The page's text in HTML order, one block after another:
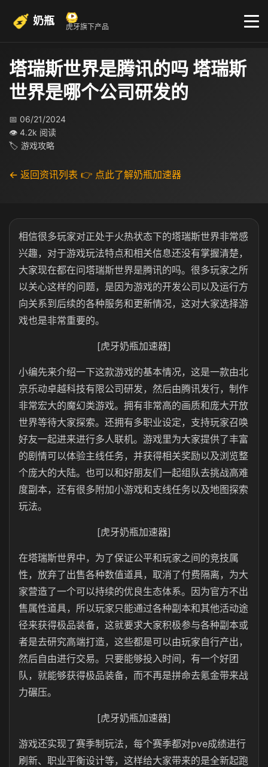
奶瓶 虎牙旗下产品
塔瑞斯世界是腾讯的吗 塔瑞斯
世界是哪个公司研发的
📅 06/21/2024
👁 4.2k 阅读
🏷 游戏攻略
← 返回资讯列表 👉 点此了解奶瓶加速器
相信很多玩家对正处于火热状态下的塔瑞斯世界非常感
兴趣，对于游戏玩法特点和相关信息还没有掌握清楚，
大家现在都在问塔瑞斯世界是腾讯的吗。很多玩家之所
以关心这样的问题，是因为游戏的开发公司以及运行方
向关系到后续的各种服务和更新情况，这对大家选择游
戏也是非常重要的。
[虎牙奶瓶加速器]
小编先来介绍一下这款游戏的基本情况，这是一款由北
京乐动卓越科技有限公司研发，然后由腾讯发行，制作
非常宏大的魔幻类游戏。拥有非常高的画质和庞大开放
世界等待大家探索。还拥有多职业设定，支持玩家召唤
好友一起进来进行多人联机。游戏里为大家提供了丰富
的剧情可以体验主线任务，并获得相关奖励以及浏览整
个庞大的大陆。也可以和好朋友们一起组队去挑战高难
度副本，还有很多附加小游戏和支线任务以及地图探索
玩法。
[虎牙奶瓶加速器]
在塔瑞斯世界中，为了保证公平和玩家之间的竞技属
性，放弃了出售各种数值道具，取消了付费隔离，为大
家营造了一个可以持续的优良生态体系。因为官方不出
售属性道具，所以玩家只能通过各种副本和其他活动途
径来获得极品装备，这就要求大家积极参与各种副本或
者是去研究高端打造，这些都是可以由玩家自行产出，
然后自由进行交易。只要能够投入时间，有一个好团
队，就能够获得极品装备，而不再是拼命去氪金带来战
力碾压。
[虎牙奶瓶加速器]
游戏还实现了赛季制玩法，每个赛季都对pve成绩进行
刷新、职业平衡设计等，这样给大家带来的是全新起跑